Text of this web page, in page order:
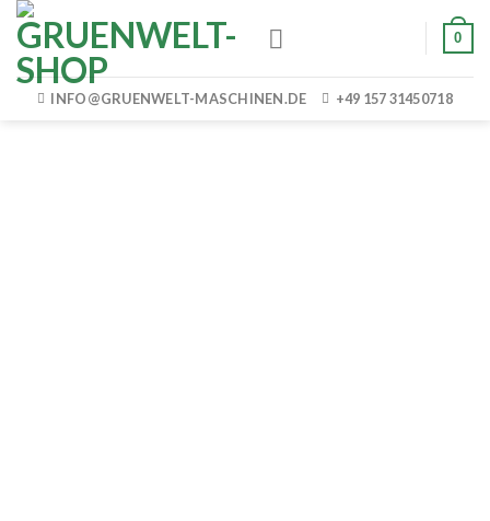
Skip
content
0
INFO@GRUENWELT-MASCHINEN.DE +49 157 31450718